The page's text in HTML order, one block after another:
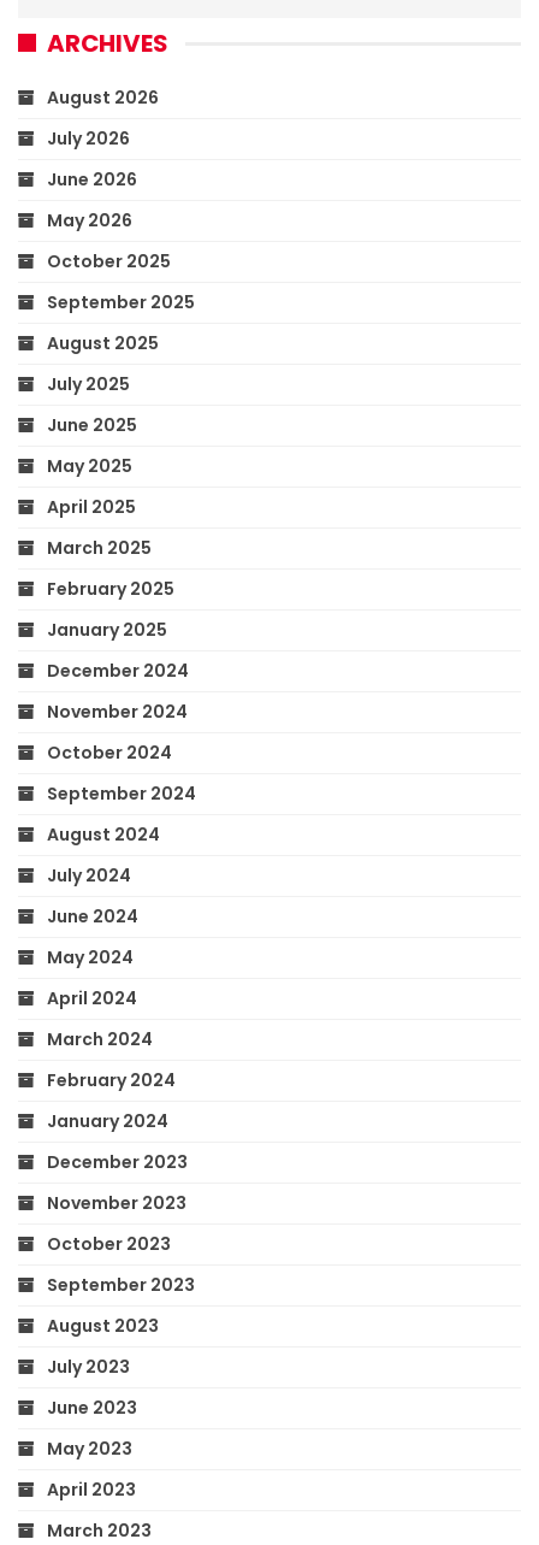
ARCHIVES
August 2026
July 2026
June 2026
May 2026
October 2025
September 2025
August 2025
July 2025
June 2025
May 2025
April 2025
March 2025
February 2025
January 2025
December 2024
November 2024
October 2024
September 2024
August 2024
July 2024
June 2024
May 2024
April 2024
March 2024
February 2024
January 2024
December 2023
November 2023
October 2023
September 2023
August 2023
July 2023
June 2023
May 2023
April 2023
March 2023